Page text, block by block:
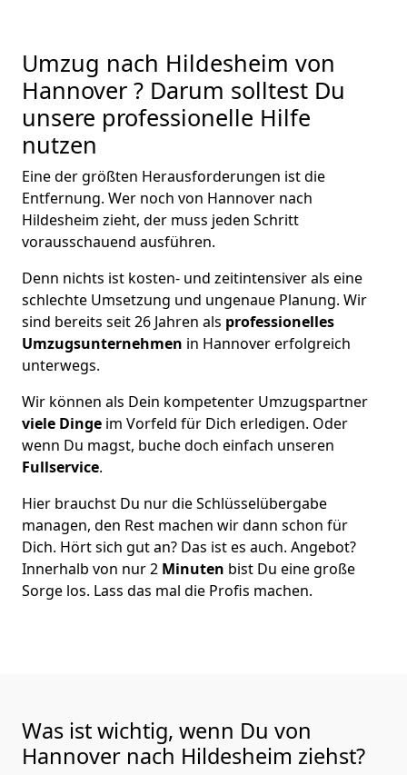
Umzug nach Hildesheim von
Hannover ? Darum solltest Du
unsere professionelle Hilfe
nutzen
Eine der größten Herausforderungen ist die
Entfernung. Wer noch von Hannover nach
Hildesheim zieht, der muss jeden Schritt
vorausschauend ausführen.
Denn nichts ist kosten- und zeitintensiver als eine
schlechte Umsetzung und ungenaue Planung. Wir
sind bereits seit 26 Jahren als professionelles
Umzugsunternehmen in Hannover erfolgreich
unterwegs.
Wir können als Dein kompetenter Umzugspartner
viele Dinge im Vorfeld für Dich erledigen. Oder
wenn Du magst, buche doch einfach unseren
Fullservice.
Hier brauchst Du nur die Schlüsselübergabe
managen, den Rest machen wir dann schon für
Dich. Hört sich gut an? Das ist es auch. Angebot?
Innerhalb von nur 2 Minuten bist Du eine große
Sorge los. Lass das mal die Profis machen.
Was ist wichtig, wenn Du von
Hannover nach Hildesheim ziehst?